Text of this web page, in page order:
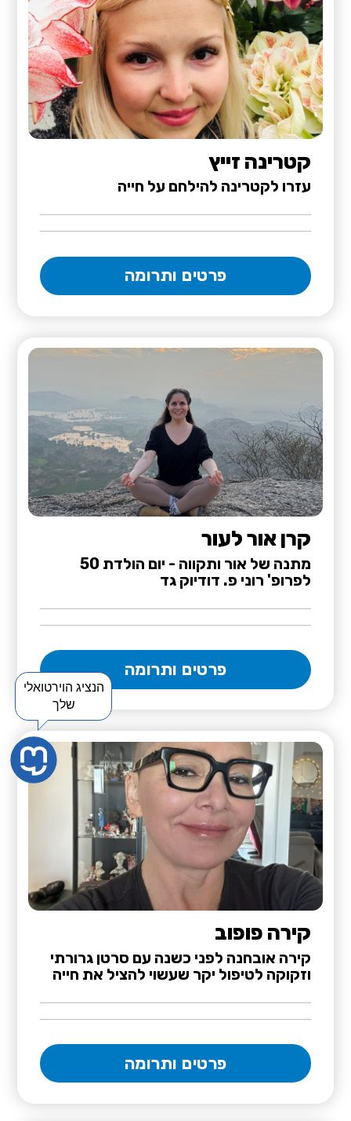
קטרינה זייץ
עזרו לקטרינה להילחם על חייה
פרטים ותרומה
קרן אור לעור
מתנה של אור ותקווה - יום הולדת 50
לפרופ' רוני פ. דודיוק גד
פרטים ותרומה
קירה פופוב
קירה אובחנה לפני כשנה עם סרטן גרורתי
וזקוקה לטיפול יקר שעשוי להציל את חייה
פרטים ותרומה
הנציג הוירטואלי
שלך